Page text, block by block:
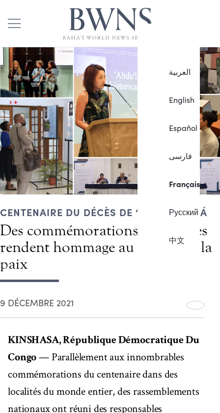
العربية
English
Español
فارسی
Français
Русский
中文
CENTENAIRE DU DÉCÈS DE ‘ABDU’L-BAHÁ
Des commémorations nationales
rendent hommage au héraut de la
paix
9 DÉCEMBRE 2021
KINSHASA, République Démocratique Du
Congo— Parallèlement aux innombrables
commémorations du centenaire dans des
localités du monde entier, des rassemblements
nationaux ont réuni des responsables